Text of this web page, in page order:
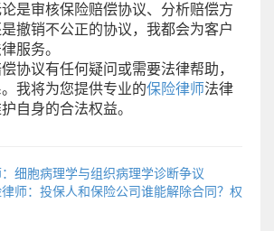
是审核保险赔偿协议、分析赔偿方
撤销不公正的协议，我都会为客户
服务。
协议有任何疑问或需要法律帮助，
我将为您提供专业的保险律师法律
自身的合法权益。
细胞病理学与组织病理学诊断争议
律师：投保人和保险公司谁能解除合同？权